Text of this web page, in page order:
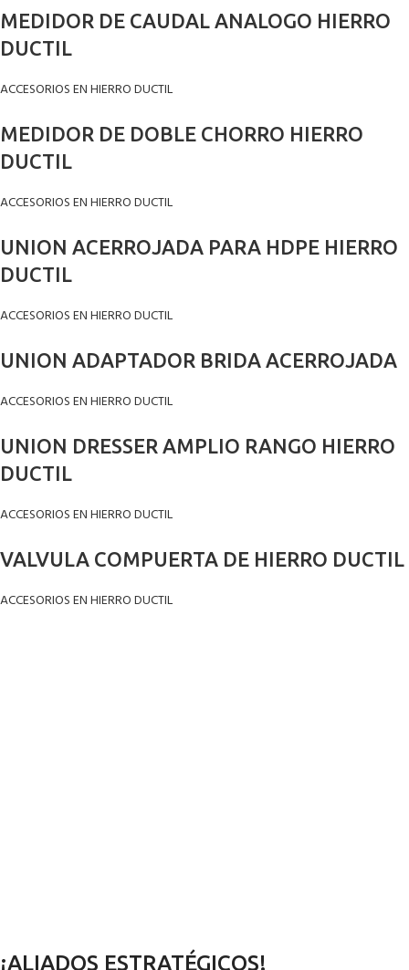
MEDIDOR DE CAUDAL ANALOGO HIERRO
DUCTIL
ACCESORIOS EN HIERRO DUCTIL
MEDIDOR DE DOBLE CHORRO HIERRO
DUCTIL
ACCESORIOS EN HIERRO DUCTIL
UNION ACERROJADA PARA HDPE HIERRO
DUCTIL
ACCESORIOS EN HIERRO DUCTIL
UNION ADAPTADOR BRIDA ACERROJADA
ACCESORIOS EN HIERRO DUCTIL
UNION DRESSER AMPLIO RANGO HIERRO
DUCTIL
ACCESORIOS EN HIERRO DUCTIL
VALVULA COMPUERTA DE HIERRO DUCTIL
ACCESORIOS EN HIERRO DUCTIL
¡ALIADOS ESTRATÉGICOS!